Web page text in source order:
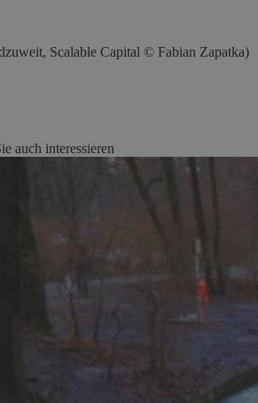
Scalable Capital © Fabian Zapatka)
auch interessieren